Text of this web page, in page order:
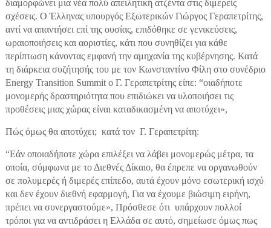
διαμορφώνει μια νέα πολύ απειλητική ατζέντα στις διμερείς
σχέσεις. Ο Έλληνας υπουργός Εξωτερικών Γιώργος Γεραπετρίτης,
αντί να απαντήσει επί της ουσίας, επιδόθηκε σε γενικεύσεις,
ωραιοποιήσεις και αοριστίες, κάτι που συνηθίζει για κάθε
περίπτωση κάνοντας εμφανή την αμηχανία της κυβέρνησης. Κατά
τη διάρκεια συζήτησής του με τον Κωνσταντίνο Φίλη στο συνέδριο
Energy Transition Summit ο Γ. Γεραπετρίτης είπε: “οιαδήποτε
μονομερής δραστηριότητα που επιδιώκει να υλοποιήσει τις
προθέσεις μιας χώρας είναι καταδικασμένη να αποτύχει»,
Πώς όμως θα αποτύχει; κατά τον Γ. Γεραπετρίτη:
“Εάν οποιαδήποτε χώρα επιλέξει να λάβει μονομερώς μέτρα, τα
οποία, σύμφωνα με το Διεθνές Δίκαιο, θα έπρεπε να οργανωθούν
σε πολυμερές ή διμερές επίπεδο, αυτά έχουν μόνο εσωτερική ισχύ
και δεν έχουν διεθνή εφαρμογή, Για να έχουμε βιώσιμη ειρήνη,
πρέπει να συνεργαστούμε», Πρόσθεσε ότι υπάρχουν πολλοί
τρόποι για να αντιδράσει η Ελλάδα σε αυτό, σημείωσε όμως πως